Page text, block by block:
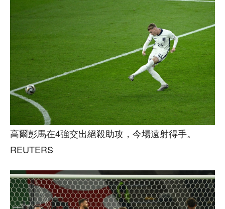
高爾彭馬在4強交出絕殺助攻，今場遠射得手。
REUTERS